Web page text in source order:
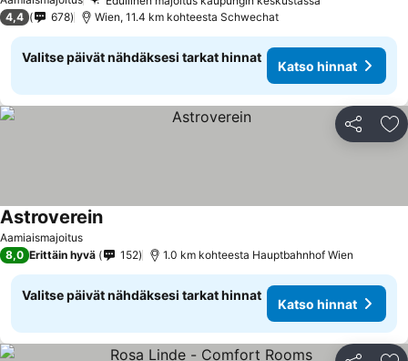
4,4 678 Wien, 11.4 km kohteesta Schwechat
Valitse päivät nähdäksesi tarkat hinnat
Katso hinnat
Jaa
Aamiaismajoitus
Astroverein
8,0 Erittäin hyvä 152 1.0 km kohteesta Hauptbahnhof Wien
Valitse päivät nähdäksesi tarkat hinnat
Katso hinnat